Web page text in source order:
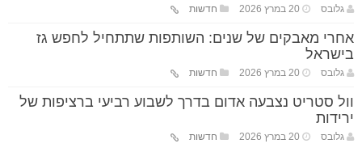
גלובס 20 במרץ 2026 חדשות
אחרי מאבקים של שנים: השותפות שתתחיל לחפש גז
בישראל
גלובס 20 במרץ 2026 חדשות
וול סטריט נצבעה אדום בדרך לשבוע רביעי ברציפות של
ירידות
גלובס 20 במרץ 2026 חדשות